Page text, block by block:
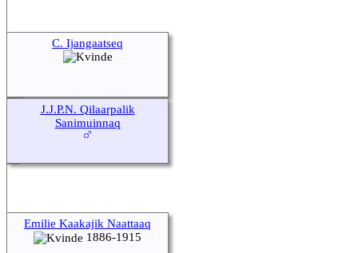
C. Ijangaatseq
J.J.P.N. Qilaarpalik
Sanimuinnaq
Emilie Kaakajik Naattaaq
1886-1915